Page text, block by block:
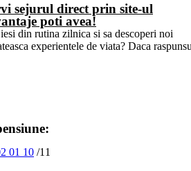
sejurul direct prin site-ul
poti avea!
din rutina zilnica si sa descoperi noi
experientele de viata? Daca
01 10 /11